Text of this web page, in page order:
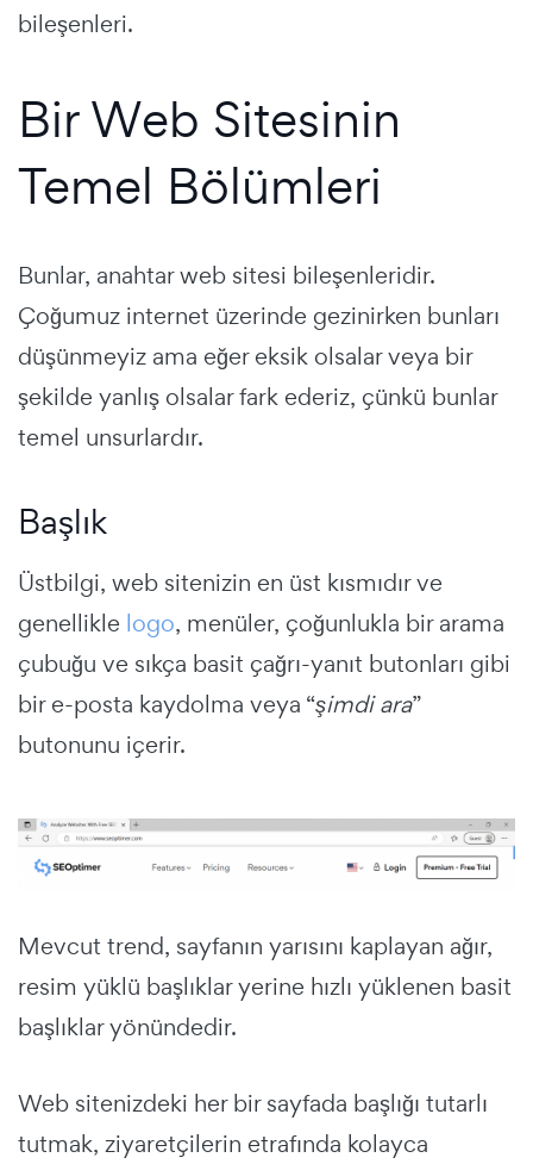
bileşenleri.
Bir Web Sitesinin
Temel Bölümleri
Bunlar, anahtar web sitesi bileşenleridir.
Çoğumuz internet üzerinde gezinirken bunları
düşünmeyiz ama eğer eksik olsalar veya bir
şekilde yanlış olsalar fark ederiz, çünkü bunlar
temel unsurlardır.
Başlık
Üstbilgi, web sitenizin en üst kısmıdır ve
genellikle logo, menüler, çoğunlukla bir arama
çubuğu ve sıkça basit çağrı-yanıt butonları gibi
bir e-posta kaydolma veya “şimdi ara”
butonunu içerir.
Mevcut trend, sayfanın yarısını kaplayan ağır,
resim yüklü başlıklar yerine hızlı yüklenen basit
başlıklar yönündedir.
Web sitenizdeki her bir sayfada başlığı tutarlı
tutmak, ziyaretçilerin etrafında kolayca